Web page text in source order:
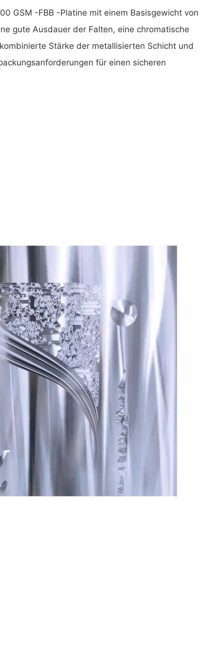
GSM -FBB -Platine mit einem Basisgewicht von
gute Ausdauer der Falten, eine chromatische
Stärke der metallisierten Schicht und
für einen sicheren